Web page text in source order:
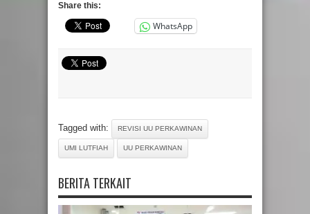
Share this:
WhatsApp
Tagged with: REVISI UU PERKAWINAN
UMI LUTFIAH UU PERKAWINAN
BERITA TERKAIT